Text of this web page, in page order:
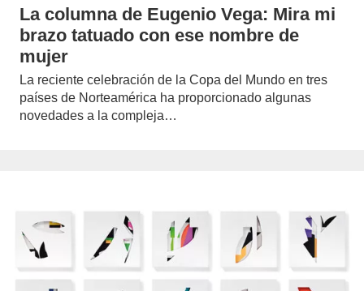
La columna de Eugenio Vega: Mira mi
brazo tatuado con ese nombre de
mujer
La reciente celebración de la Copa del Mundo en tres
países de Norteamérica ha proporcionado algunas
novedades a la compleja…